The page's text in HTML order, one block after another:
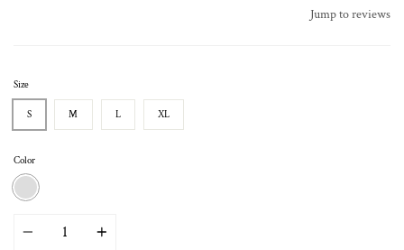
Jump to reviews
Size
S M L XL
Color
ROSA